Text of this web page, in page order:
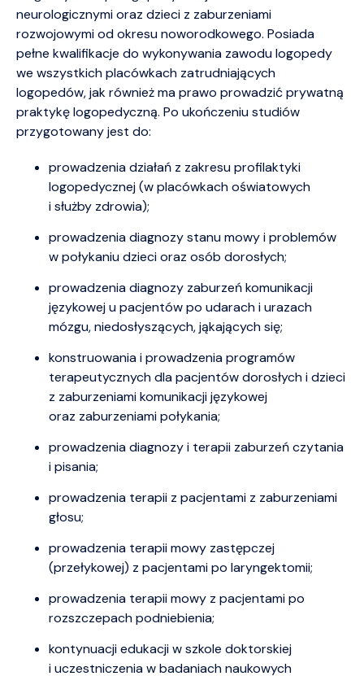
neurologicznymi oraz dzieci z zaburzeniami
rozwojowymi od okresu noworodkowego. Posiada
pełne kwalifikacje do wykonywania zawodu logopedy
we wszystkich placówkach zatrudniających
logopedów, jak również ma prawo prowadzić prywatną
praktykę logopedyczną. Po ukończeniu studiów
przygotowany jest do:
prowadzenia działań z zakresu profilaktyki
logopedycznej (w placówkach oświatowych
i służby zdrowia);
prowadzenia diagnozy stanu mowy i problemów
w połykaniu dzieci oraz osób dorosłych;
prowadzenia diagnozy zaburzeń komunikacji
językowej u pacjentów po udarach i urazach
mózgu, niedosłyszących, jąkających się;
konstruowania i prowadzenia programów
terapeutycznych dla pacjentów dorosłych i dzieci
z zaburzeniami komunikacji językowej
oraz zaburzeniami połykania;
prowadzenia diagnozy i terapii zaburzeń czytania
i pisania;
prowadzenia terapii z pacjentami z zaburzeniami
głosu;
prowadzenia terapii mowy zastępczej
(przełykowej) z pacjentami po laryngektomii;
prowadzenia terapii mowy z pacjentami po
rozszczepach podniebienia;
kontynuacji edukacji w szkole doktorskiej
i uczestniczenia w badaniach naukowych